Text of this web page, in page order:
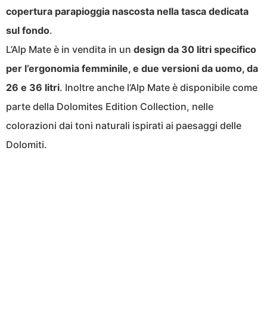
copertura parapioggia nascosta nella tasca dedicata
sul fondo.
L’Alp Mate è in vendita in un design da 30 litri specifico
per l’ergonomia femminile, e due versioni da uomo, da
26 e 36 litri. Inoltre anche l’Alp Mate è disponibile come
parte della Dolomites Edition Collection, nelle
colorazioni dai toni naturali ispirati ai paesaggi delle
Dolomiti.